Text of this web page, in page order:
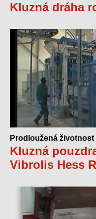
Kluzná dráha
Prodloužená
Kluzná
Vibrolis Hess